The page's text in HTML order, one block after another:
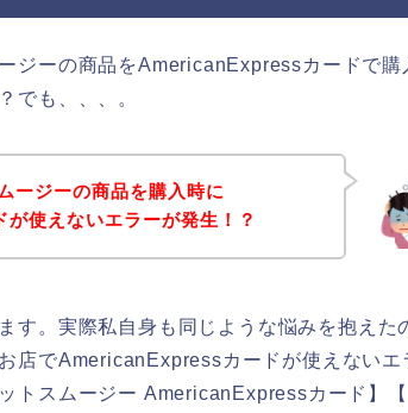
ジーの商品をAmericanExpressカードで購
でも、、、。
ージーの商品を購入時に
使えないエラーが発生！？
す。実際私自身も同じような悩みを抱えた
店でAmericanExpressカードが使えないエ
トスムージー AmericanExpressカード】【